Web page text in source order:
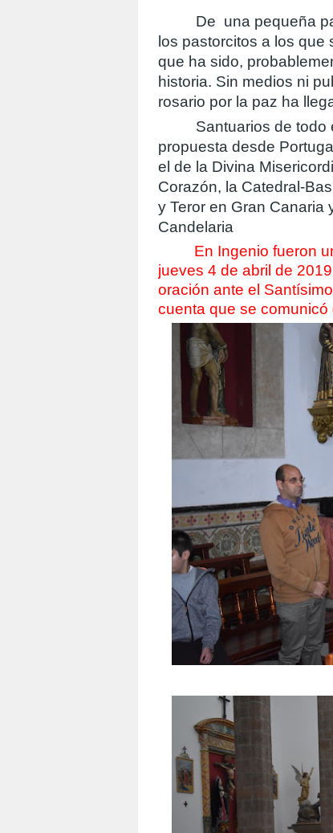
De una pequeña
los pastorcitos a los
que ha sido,
historia. Sin medios ni
rosario por la paz ha
Santuarios de todo
propuesta desde
el de la Divina
Corazón, la Catedral-
y Teror en Gran Canaria
Candelaria
En Ingenio fueron
jueves 4 de abril de
oración ante el
cuenta que se